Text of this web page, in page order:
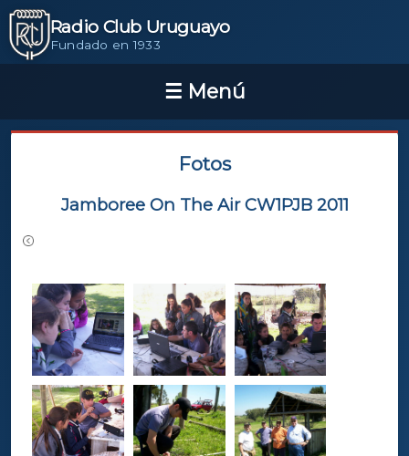
Radio Club Uruguayo
Fundado en 1933
Fotos
Jamboree On The Air CW1PJB 2011